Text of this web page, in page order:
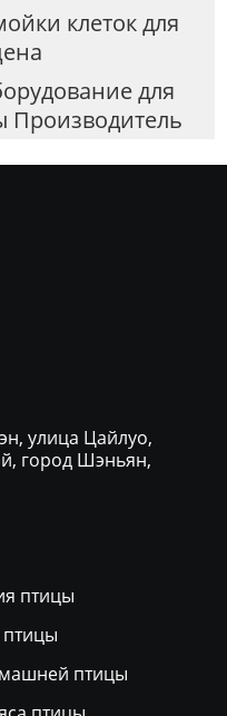
клеток для
для
Производитель
улица Цайлуо,
город Шэньян,
птицы
птицы